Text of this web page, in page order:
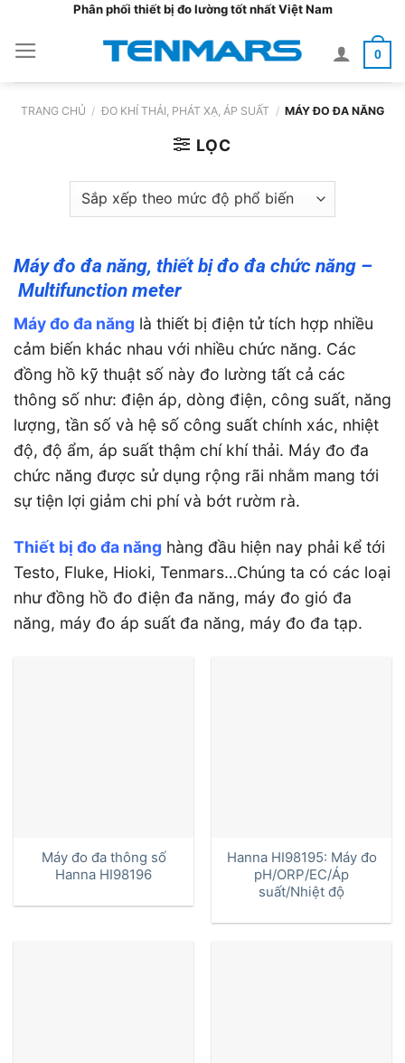
nội
dung
Phân phối thiết bị đo lường tốt nhất Việt Nam
0
TRANG CHỦ / ĐO KHÍ THẢI, PHÁT XẠ, ÁP SUẤT / MÁY ĐO ĐA NĂNG
LỌC
Máy đo đa năng, thiết bị đo đa chức năng –
Multifunction meter
Máy đo đa năng là thiết bị điện tử tích hợp nhiều
cảm biến khác nhau với nhiều chức năng. Các
đồng hồ kỹ thuật số này đo lường tất cả các
thông số như: điện áp, dòng điện, công suất, năng
lượng, tần số và hệ số công suất chính xác, nhiệt
độ, độ ẩm, áp suất thậm chí khí thải. Máy đo đa
chức năng được sử dụng rộng rãi nhằm mang tới
sự tiện lợi giảm chi phí và bớt rườm rà.
Thiết bị đo đa năng hàng đầu hiện nay phải kể tới
Testo, Fluke, Hioki, Tenmars…Chúng ta có các loại
như đồng hồ đo điện đa năng, máy đo gió đa
năng, máy đo áp suất đa năng, máy đo đa tạp.
Máy đo đa thông số
Hanna HI98196
Hanna HI98195: Máy đo
pH/ORP/EC/Áp
suất/Nhiệt độ